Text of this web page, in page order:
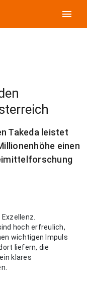
menu
Takeda leistet
einen
hoch erfreulich,
wichtigen Impuls
liefern, die
klares